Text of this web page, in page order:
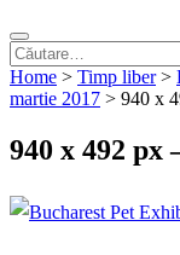
Caută
după:
Home > Timp liber>
martie 2017 > 940 x
940 x 492 px